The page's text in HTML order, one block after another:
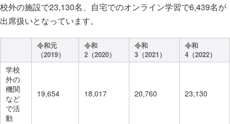
校外の施設で23,130名、自宅でのオンライン学習で6,439名が
出席扱いとなっています。
令和元
（2019）
令和
2（2020）
令和
3（2021）
令和
4（2022）
学校
外の
機関
など
で活
動
19,654 18,017 20,760 23,130